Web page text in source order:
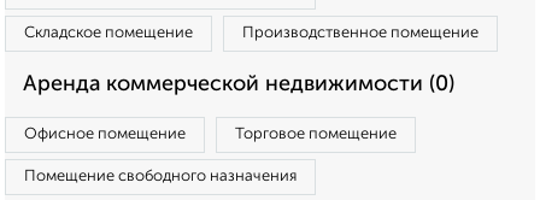
Складское помещение Производственное помещение
Аренда коммерческой недвижимости (0)
Офисное помещение Торговое помещение
Помещение свободного назначения